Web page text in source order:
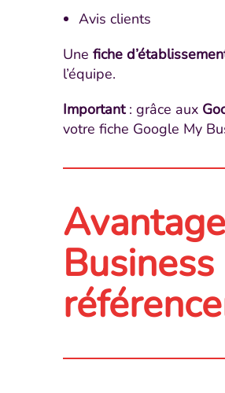
Avis clients
Une fiche
l’équipe.
Important: grâce aux
votre fiche Google My